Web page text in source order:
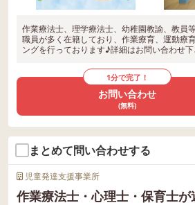
作業療法士、理学療法士、幼稚園教諭、教員
職員が多く在籍しており、作業療育、運動療
ングを行っております♪詳細はお問い合わせ
1分で完了！
お問い合わせ
(無料)
まとめて問い合わせする
児童発達支援事業所
作業療法士・心理士・保育士が